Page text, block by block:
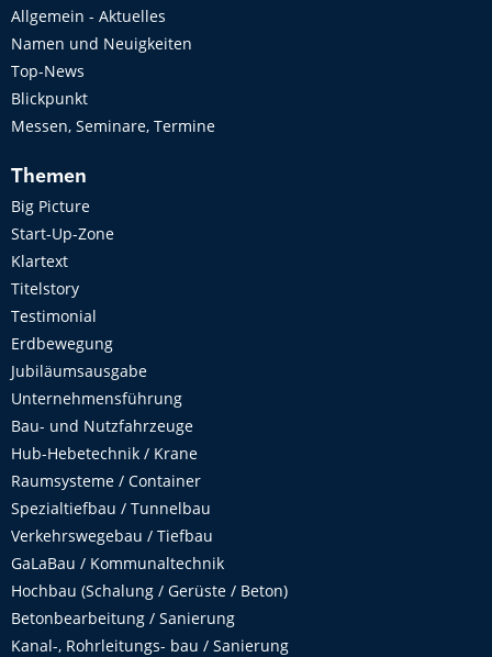
Allgemein - Aktuelles
Namen und Neuigkeiten
Top-News
Blickpunkt
Messen, Seminare, Termine
Themen
Big Picture
Start-Up-Zone
Klartext
Titelstory
Testimonial
Erdbewegung
Jubiläumsausgabe
Unternehmensführung
Bau- und Nutzfahrzeuge
Hub-Hebetechnik / Krane
Raumsysteme / Container
Spezialtiefbau / Tunnelbau
Verkehrswegebau / Tiefbau
GaLaBau / Kommunaltechnik
Hochbau (Schalung / Gerüste / Beton)
Betonbearbeitung / Sanierung
Kanal-, Rohrleitungs- bau / Sanierung